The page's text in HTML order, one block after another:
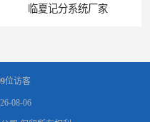
沈阳记分系统厂家
位访客
08-06